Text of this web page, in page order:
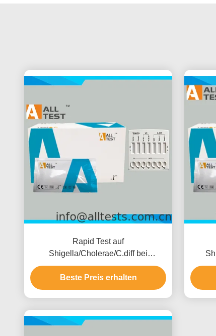
Rapid Test auf
Shigella/Cholerae/C.diff bei
bakteriellem Durchfall mit einer
Lesezeit von 10 Minuten, CE-
Zertifiziert und hoher Genauigkeit
Beste Preis erhalten